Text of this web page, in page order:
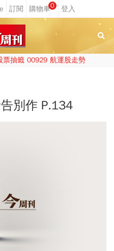
0
票抽籤 00929 航運股走勢
別作 P.134